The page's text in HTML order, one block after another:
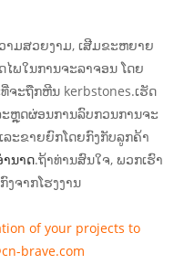
ມ​ສວຍ​ງາມ, ​ເສີມ​ຂະຫຍາຍ​
ພ​ໃນ​ການ​ຈະລາຈອນ ​ໂດຍ​
ຈະ​ຖືກ​ຫີນ kerbstones.ເຮັດ
ຫຼຸດຜ່ອນການລົບກວນການຈະ
ະຂາຍຍົກໂດຍກົງກັບລູກຄ້າ
າ​ນາດ.ຖ້າທ່ານສົນໃຈ, ພວກເຮົາ
ງຈາກໂຮງງານ
of your projects to
brave.com